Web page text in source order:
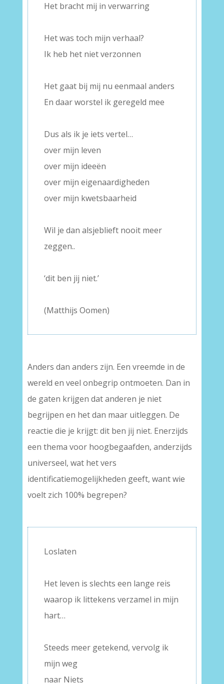
Het bracht mij in verwarring
Het was toch mijn verhaal?
Ik heb het niet verzonnen
Het gaat bij mij nu eenmaal anders
En daar worstel ik geregeld mee
Dus als ik je iets vertel…
over mijn leven
over mijn ideeën
over mijn eigenaardigheden
over mijn kwetsbaarheid
Wil je dan alsjeblieft nooit meer
zeggen..
‘dit ben jij niet.’
(Matthijs Oomen)
Anders dan anders zijn. Een vreemde in de
wereld en veel onbegrip ontmoeten. Dan in
de gaten krijgen dat anderen je niet
begrijpen en het dan maar uitleggen. De
reactie die je krijgt: dit ben jij niet. Enerzijds
een thema voor hoogbegaafden, anderzijds
universeel, wat het vers
identificatiemogelijkheden geeft, want wie
voelt zich 100% begrepen?
Loslaten
Het leven is slechts een lange reis
waarop ik littekens verzamel in mijn
hart…
Steeds meer getekend, vervolg ik
mijn weg
naar Niets